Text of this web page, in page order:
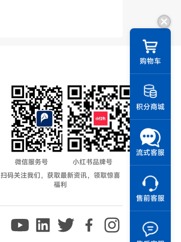
购物车
积分商城
流式客服
售前客服
微信服务号
小红书品牌号
扫码关注我们，获取最新资讯，领取惊喜
福利